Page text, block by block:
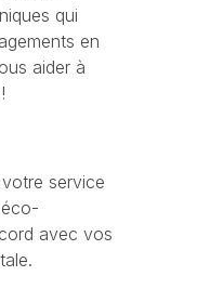
qui
en
aider à
service
avec vos